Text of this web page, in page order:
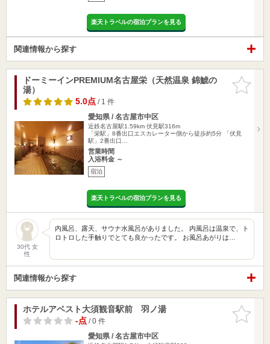
楽天トラベルの宿泊プランを見る
関連情報から探す
お気に入
りに追加
ドーミーインPREMIUM名古屋栄（天然温泉 錦鯱の
湯）
5.0点/ 1 件
愛知県 / 名古屋市中区
近鉄名古屋駅1.59km 伏見駅316m
「栄駅」8番出口エスカレーター側から徒歩約5分 「伏見
駅」2番出口…
営業時間
入浴料金 ～
宿泊
楽天トラベルの宿泊プランを見る
30代 女
性
内風呂、露天、サウナ水風呂がありました。 内風呂は温泉で、ト
ロトロした手触りでとても良かったです。 お風呂あがりは…
関連情報から探す
お気に入
りに追加
ホテルアベスト大須観音駅前 羽ノ湯
-点/ 0 件
愛知県 / 名古屋市中区